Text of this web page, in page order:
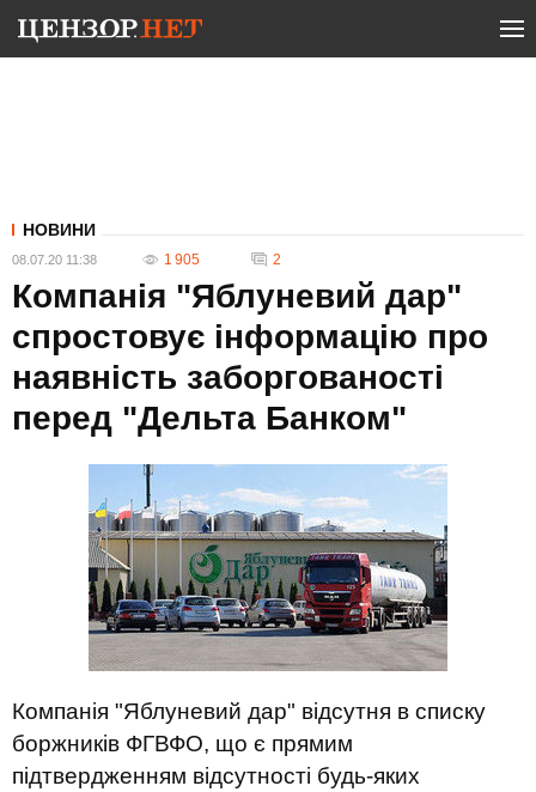
НОВИНИ
08.07.20 11:38 1 905 2
Компанія "Яблуневий дар"
спростовує інформацію про
наявність заборгованості
перед "Дельта Банком"
Компанія "Яблуневий дар" відсутня в списку
боржників ФГВФО, що є прямим
підтвердженням відсутності будь-яких